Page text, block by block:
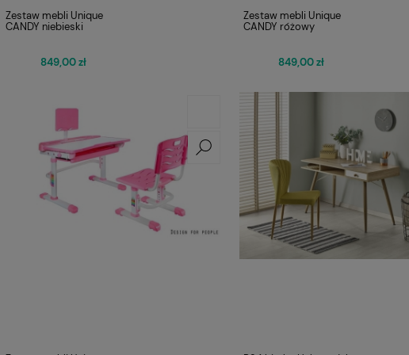
FOTEL OBROTOWY VIRE
Q-025 CZARNY
Cena regularna:
479,00 zł
Fotel Unique CITY szary
(WYPRZEDAŻ)
Zestaw mebli Unique
CANDY niebieski
849,00 zł
Zestaw mebli Unique
CANDY różowy
849,00 zł